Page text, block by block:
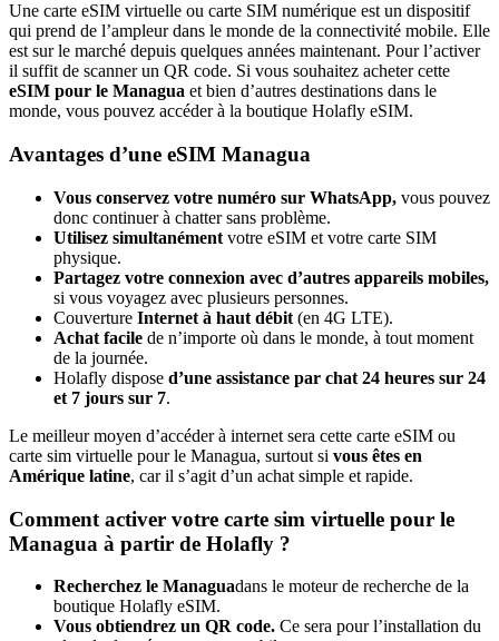
Une carte eSIM virtuelle ou carte SIM numérique est un dispositif
qui prend de l’ampleur dans le monde de la connectivité mobile. Elle
est sur le marché depuis quelques années maintenant. Pour l’activer
il suffit de scanner un QR code. Si vous souhaitez acheter cette
eSIM pour le Managua et bien d’autres destinations dans le
monde, vous pouvez accéder à la boutique Holafly eSIM.
Avantages d’une eSIM Managua
Vous conservez votre numéro sur WhatsApp, vous pouvez
donc continuer à chatter sans problème.
Utilisez simultanément votre eSIM et votre carte SIM
physique.
Partagez votre connexion avec d’autres appareils mobiles,
si vous voyagez avec plusieurs personnes.
Couverture Internet à haut débit (en 4G LTE).
Achat facile de n’importe où dans le monde, à tout moment
de la journée.
Holafly dispose d’une assistance par chat 24 heures sur 24
et 7 jours sur 7.
Le meilleur moyen d’accéder à internet sera cette carte eSIM ou
carte sim virtuelle pour le Managua, surtout si vous êtes en
Amérique latine, car il s’agit d’un achat simple et rapide.
Comment activer votre carte sim virtuelle pour le
Managua à partir de Holafly ?
Recherchez le Managuadans le moteur de recherche de la
boutique Holafly eSIM.
Vous obtiendrez un QR code. Ce sera pour l’installation du